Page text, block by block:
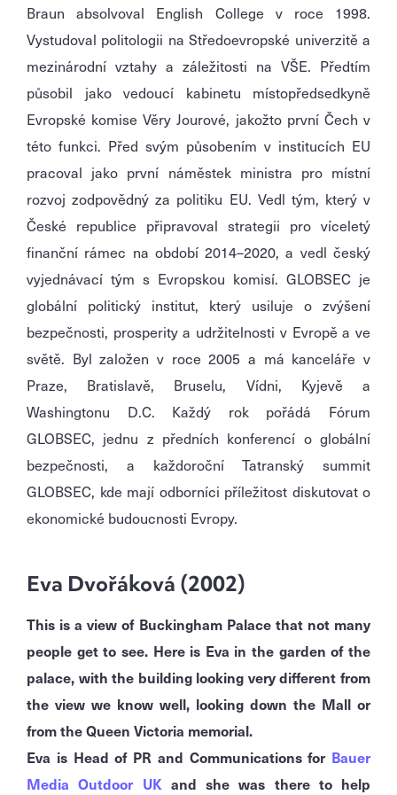
Braun absolvoval English College v roce 1998.
Vystudoval politologii na Středoevropské univerzitě a
mezinárodní vztahy a záležitosti na VŠE. Předtím
působil jako vedoucí kabinetu místopředsedkyně
Evropské komise Věry Jourové, jakožto první Čech v
této funkci. Před svým působením v institucích EU
pracoval jako první náměstek ministra pro místní
rozvoj zodpovědný za politiku EU. Vedl tým, který v
České republice připravoval strategii pro víceletý
finanční rámec na období 2014–2020, a vedl český
vyjednávací tým s Evropskou komisí. GLOBSEC je
globální politický institut, který usiluje o zvýšení
bezpečnosti, prosperity a udržitelnosti v Evropě a ve
světě. Byl založen v roce 2005 a má kanceláře v
Praze, Bratislavě, Bruselu, Vídni, Kyjevě a
Washingtonu D.C. Každý rok pořádá Fórum
GLOBSEC, jednu z předních konferencí o globální
bezpečnosti, a každoroční Tatranský summit
GLOBSEC, kde mají odborníci příležitost diskutovat o
ekonomické budoucnosti Evropy.
Eva Dvořáková (2002)
This is a view of Buckingham Palace that not many
people get to see. Here is Eva in the garden of the
palace, with the building looking very different from
the view we know well, looking down the Mall or
from the Queen Victoria memorial.
Eva is Head of PR and Communications forBauer
Media Outdoor UKand she was there to help